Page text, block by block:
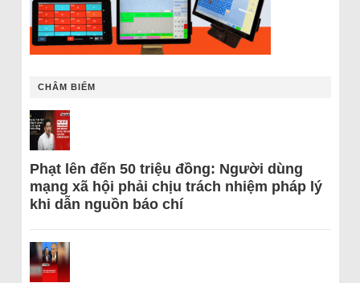
CHÂM BIẾM
Phạt lên đến 50 triệu đồng: Người dùng
mạng xã hội phải chịu trách nhiệm pháp lý
khi dẫn nguồn báo chí